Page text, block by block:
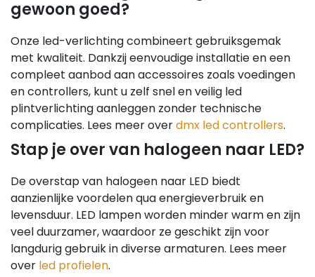
gewoon goed?
Onze led-verlichting combineert gebruiksgemak
met kwaliteit. Dankzij eenvoudige installatie en een
compleet aanbod aan accessoires zoals voedingen
en controllers, kunt u zelf snel en veilig led
plintverlichting aanleggen zonder technische
complicaties. Lees meer overdmx led controllers.
Stap je over van halogeen naar LED?
De overstap van halogeen naar LED biedt
aanzienlijke voordelen qua energieverbruik en
levensduur. LED lampen worden minder warm en zijn
veel duurzamer, waardoor ze geschikt zijn voor
langdurig gebruik in diverse armaturen. Lees meer
over led profielen.